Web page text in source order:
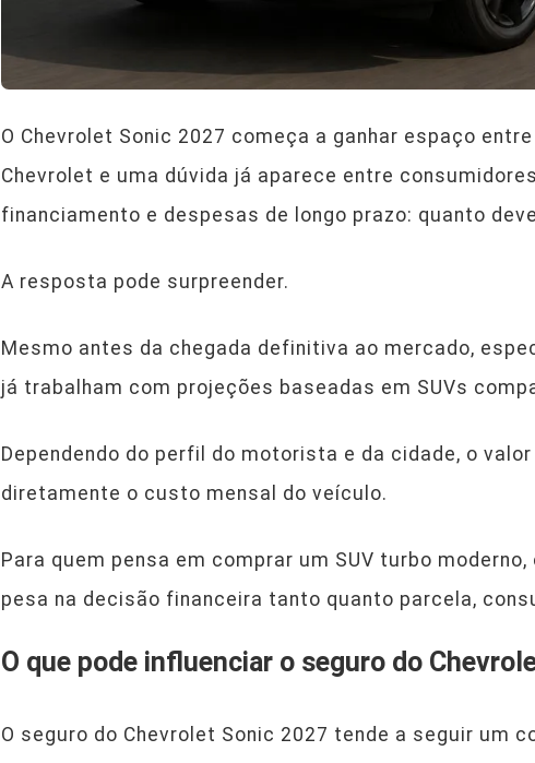
O Chevrolet Sonic 2027 começa a ganhar espaço
Chevrolet e uma dúvida já aparece entre
financiamento e despesas de longo prazo: quanto
A resposta pode surpreender.
Mesmo antes da chegada definitiva ao mercado,
já trabalham com projeções baseadas em SUVs
Dependendo do perfil do motorista e da cidade, o
diretamente o custo mensal do veículo.
Para quem pensa em comprar um SUV turbo
pesa na decisão financeira tanto quanto parcela,
O que pode influenciar o seguro do
O seguro do Chevrolet Sonic 2027 tende a seguir um